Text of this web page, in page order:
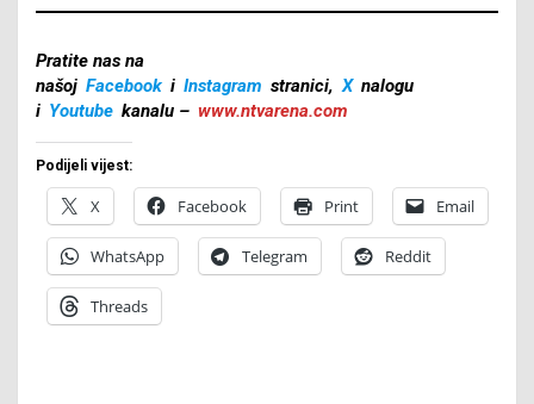
Pratite nas na
našoj Facebook i Instagram stranici, X nalogu
i Youtube kanalu – www.ntvarena.com
Podijeli vijest:
X Facebook Print Email
WhatsApp Telegram Reddit
Threads